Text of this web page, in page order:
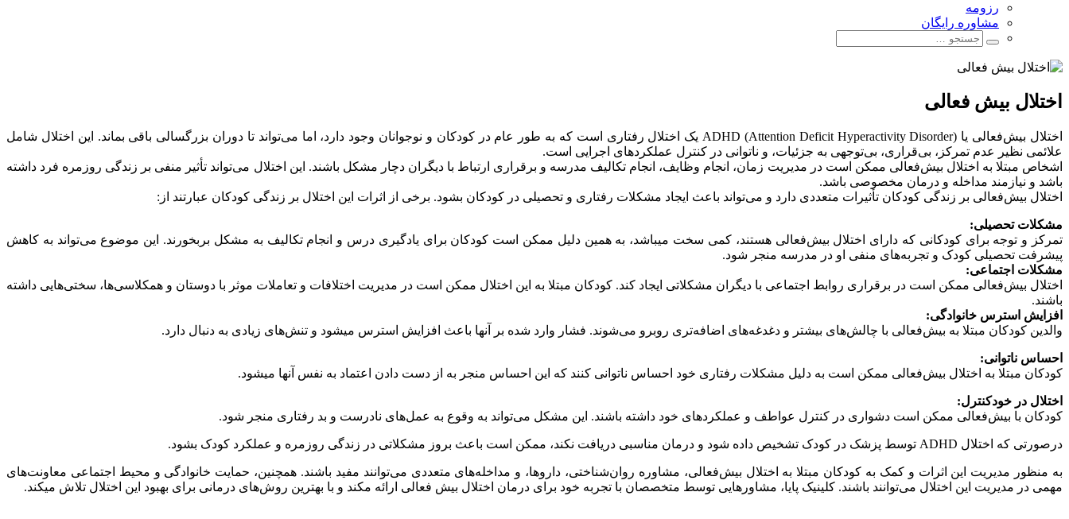
رزومه
مشاوره رایگان
اختلال بیش فعالی
اختلال بیش‌فعالی یا ADHD (Attention Deficit Hyperactivity Disorder) یک اختلال رفتاری است که به طور عام در کودکان و نوجوانان وجود دارد، اما می‌تواند تا دوران بزرگسالی باقی بماند. این اختلال شامل
علائمی نظیر عدم تمرکز، بی‌قراری، بی‌توجهی به جزئیات، و ناتوانی در کنترل عملکردهای اجرایی است.
اشخاص مبتلا به اختلال بیش‌فعالی ممکن است در مدیریت زمان، انجام وظایف، انجام تکالیف مدرسه و برقراری ارتباط با دیگران دچار مشکل باشند. این اختلال می‌تواند تأثیر منفی بر زندگی روزمره فرد داشته
باشد و نیازمند مداخله و درمان مخصوصی باشد.
اختلال بیش‌فعالی بر زندگی کودکان تأثیرات متعددی دارد و می‌تواند باعث ایجاد مشکلات رفتاری و تحصیلی در کودکان بشود. برخی از اثرات این اختلال بر زندگی کودکان عبارتند از:
مشکلات تحصیلی:
تمرکز و توجه برای کودکانی که دارای اختلال بیش‌فعالی هستند، کمی سخت میباشد، به همین دلیل ممکن است کودکان برای یادگیری درس و انجام تکالیف به مشکل بربخورند. این موضوع می‌تواند به کاهش
پیشرفت تحصیلی کودک و تجربه‌های منفی او در مدرسه منجر شود.
مشکلات اجتماعی:
اختلال بیش‌فعالی ممکن است در برقراری روابط اجتماعی با دیگران مشکلاتی ایجاد کند. کودکان مبتلا به این اختلال ممکن است در مدیریت اختلافات و تعاملات موثر با دوستان و همکلاسی‌ها، سختی‌هایی داشته
باشند.
افزایش استرس خانوادگی:
والدین کودکان مبتلا به بیش‌فعالی با چالش‌های بیشتر و دغدغه‌های اضافه‌تری روبرو می‌شوند. فشار وارد شده بر آنها باعث افزایش استرس میشود و تنش‌های زیادی به دنبال دارد.
احساس ناتوانی:
کودکان مبتلا به اختلال بیش‌فعالی ممکن است به دلیل مشکلات رفتاری خود احساس ناتوانی کنند که این احساس منجر به از دست دادن اعتماد به نفس آنها میشود.
اختلال در خودکنترل:
کودکان با بیش‌فعالی ممکن است دشواری در کنترل عواطف و عملکرد‌های خود داشته باشند. این مشکل می‌تواند به وقوع به عمل‌های نادرست و بد رفتاری منجر شود.
درصورتی که اختلال ADHD توسط پزشک در کودک تشخیص داده شود و درمان مناسبی دریافت نکند، ممکن است باعث بروز مشکلاتی در زندگی روزمره و عملکرد کودک بشود.
به منظور مدیریت این اثرات و کمک به کودکان مبتلا به اختلال بیش‌فعالی، مشاوره روان‌شناختی، داروها، و مداخله‌های متعددی می‌توانند مفید باشند. همچنین، حمایت خانوادگی و محیط اجتماعی معاونت‌های
مهمی در مدیریت این اختلال می‌توانند باشند. کلینیک پایا، مشاوره‎ایی توسط متخصصان با تجربه خود برای درمان اختلال بیش فعالی ارائه مکند و با بهترین روش‌های درمانی برای بهبود این اختلال تلاش میکند.